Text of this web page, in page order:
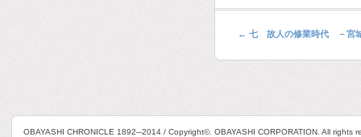
← 七 故人の修業時代 －宮
OBAYASHI CHRONICLE 1892─2014 / Copyright©. OBAYASHI CORPORATION. All rights